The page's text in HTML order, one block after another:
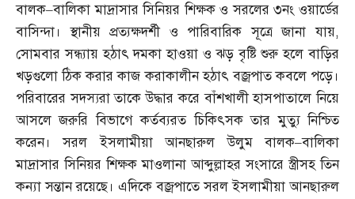
বালক–বালিকা মাদ্রাসার সিনিয়র শিক্ষক ও সরলের ৩নং ওয়ার্ডের
বাসিন্দা। স্থানীয় প্রত্যক্ষদর্শী ও পারিবারিক সূত্রে জানা যায়,
সোমবার সন্ধ্যায় হঠাৎ দমকা হাওয়া ও ঝড় বৃষ্টি শুরু হলে বাড়ির
খড়গুলো ঠিক করার কাজ করাকালীন হঠাৎ বজ্রপাত কবলে পড়ে।
পরিবারের সদস্যরা তাকে উদ্ধার করে বাঁশখালী হাসপাতালে নিয়ে
আসলে জরুরি বিভাগে কর্তব্যরত চিকিৎসক তার মুত্যু নিশ্চিত
করেন। সরল ইসলামীয়া আনছারুল উলুম বালক–বালিকা
মাদ্রাসার সিনিয়র শিক্ষক মাওলানা আব্দুল্লাহর সংসারে স্ত্রীসহ তিন
কন্যা সন্তান রয়েছে। এদিকে বজ্রপাতে সরল ইসলামীয়া আনছারুল